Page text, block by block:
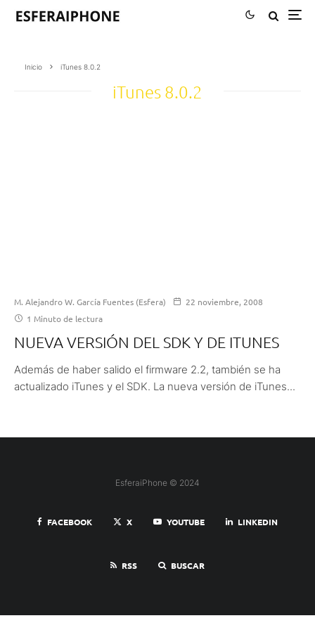
Inicio iTunes 8.0.2
iTunes 8.0.2
M. Alejandro W. García Fuentes (Esfera)
22 noviembre, 2008
1 Minuto de lectura
NUEVA VERSIÓN DEL SDK Y DE ITUNES
Además de haber salido el firmware 2.2, también se ha
actualizado iTunes y el SDK. La nueva versión de iTunes...
EsferaiPhone © 2024
FACEBOOK X YOUTUBE LINKEDIN
RSS BUSCAR